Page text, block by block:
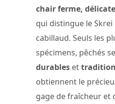
chair ferme,
qui distingue le
cabillaud. Seuls les
spécimens, pêchés
durables et
obtiennent le
gage de fraîcheur et